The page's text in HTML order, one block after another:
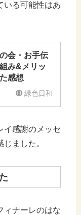
いる可能性はあ
会・お手伝
み&メリッ
感想
緑色日和
イ感謝のメッセ
ました。
ィナーレのはな